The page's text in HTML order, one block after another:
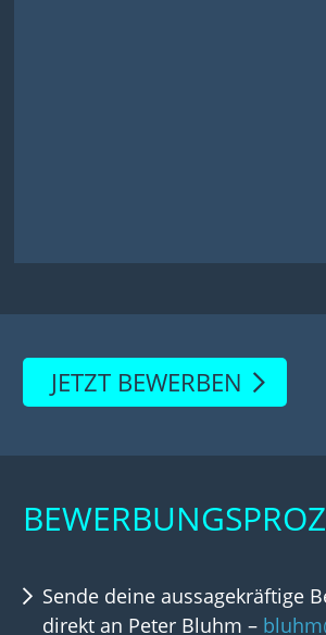
JETZT BEWERBEN
Sende deine aussagekräftige
direkt an Peter Bluhm –